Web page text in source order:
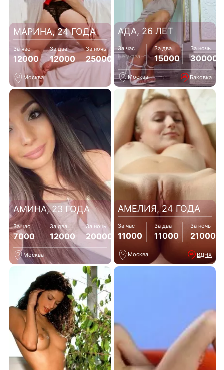
МАРИНА, 24 ГОДА
За час
12000
За два
12000
За ночь
25000
Москва
АДА, 26 ЛЕТ
За час
Не указано
За два
15000
За ночь
30000
Москва Баковка
АМИНА, 23 ГОДА
За час
7000
За два
12000
За ночь
20000
Москва
АМЕЛИЯ, 24 ГОДА
За час
11000
За два
11000
За ночь
21000
Москва ВДНХ